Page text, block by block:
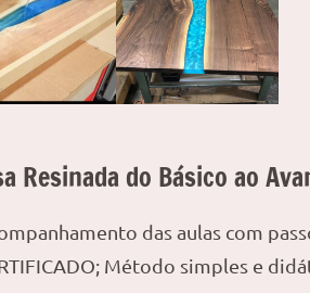
ou
uma
mesa
para
lugares,
aqui
Resinada do Básico ao
das aulas com
Método simples e